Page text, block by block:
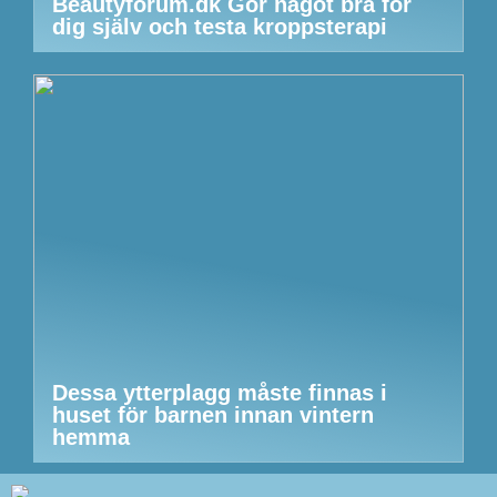
dig själv och testa kroppsterapi
Dessa ytterplagg måste finnas i
huset för barnen innan vintern
hemma